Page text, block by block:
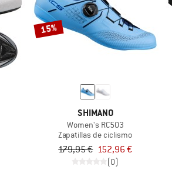
15%
SHIMANO
Women's RC503
Zapatillas de ciclismo
179,95 € 152,96 €
(0)